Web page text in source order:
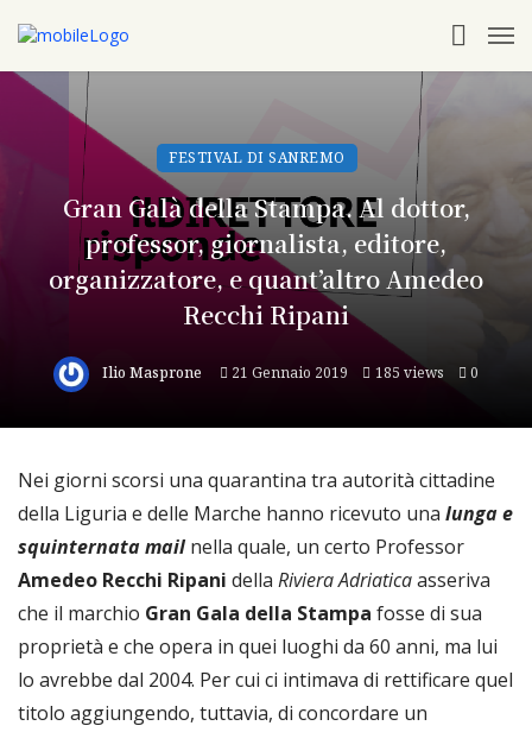
FESTIVAL DI SANREMO
Gran Galà della Stampa. Al dottor,
professor, giornalista, editore,
organizzatore, e quant’altro Amedeo
Recchi Ripani
Ilio Masprone 21 Gennaio 2019 185 views 0
Nei giorni scorsi una quarantina tra autorità cittadine
della Liguria e delle Marche hanno ricevuto una lunga e
squinternatamail nella quale, un certo Professor
Amedeo Recchi Ripani della RivieraAdriaticaasseriva
che il marchio Gran Gala della Stampa fosse di sua
proprietà e che opera in quei luoghi da 60 anni, ma lui
lo avrebbe dal 2004. Per cui ci intimava di rettificare quel
titolo aggiungendo, tuttavia, di concordare un